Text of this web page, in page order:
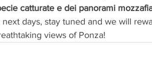
catturate e dei panorami
days, stay tuned and we will
views of Ponza!